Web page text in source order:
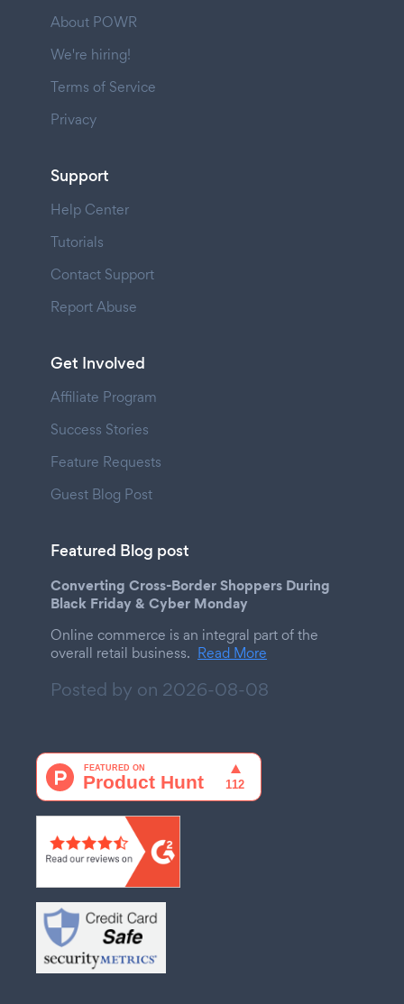
About POWR
We're hiring!
Terms of Service
Privacy
Support
Help Center
Tutorials
Contact Support
Report Abuse
Get Involved
Affiliate Program
Success Stories
Feature Requests
Guest Blog Post
Featured Blog post
Converting Cross-Border Shoppers During
Black Friday & Cyber Monday
Online commerce is an integral part of the
overall retail business. Read More
Posted by on 2026-08-08